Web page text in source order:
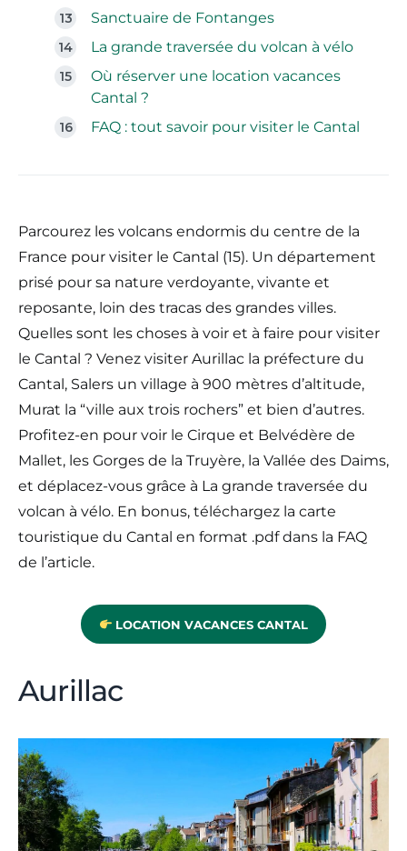
Sanctuaire de Fontanges
La grande traversée du volcan à vélo
Où réserver une location vacances
Cantal ?
FAQ : tout savoir pour visiter le Cantal
Parcourez les volcans endormis du centre de la
France pour visiter le Cantal (15). Un département
prisé pour sa nature verdoyante, vivante et
reposante, loin des tracas des grandes villes.
Quelles sont les choses à voir et à faire pour visiter
le Cantal ? Venez visiter Aurillac la préfecture du
Cantal, Salers un village à 900 mètres d’altitude,
Murat la “ville aux trois rochers” et bien d’autres.
Profitez-en pour voir le Cirque et Belvédère de
Mallet, les Gorges de la Truyère, la Vallée des Daims,
et déplacez-vous grâce à La grande traversée du
volcan à vélo. En bonus, téléchargez la carte
touristique du Cantal en format .pdf dans la FAQ
de l’article.
LOCATION VACANCES CANTAL
Aurillac